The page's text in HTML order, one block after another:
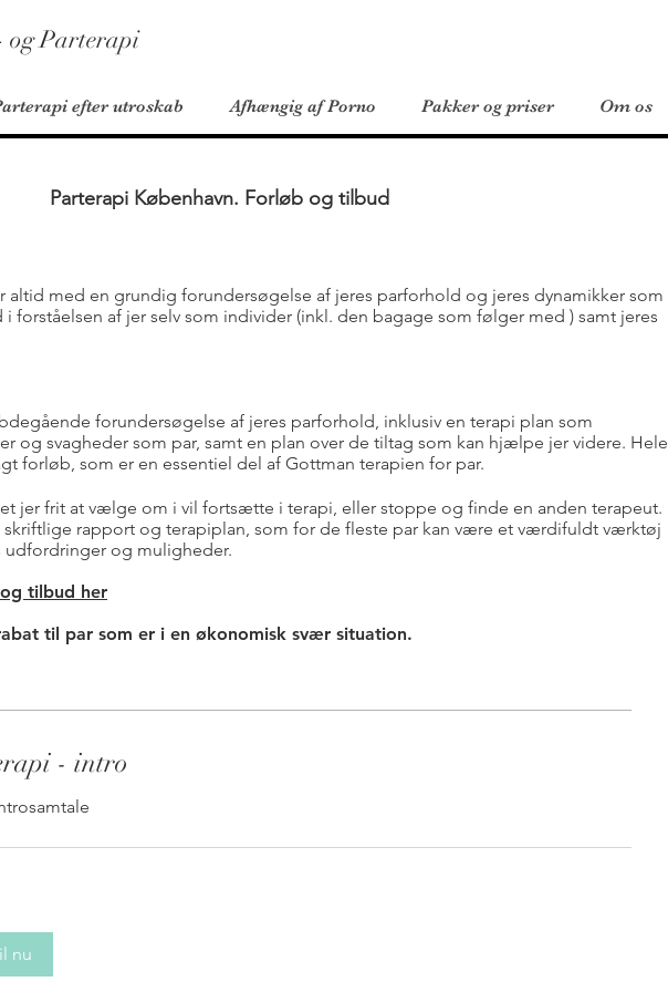
og Parterapi
efter utroskab Afhængig af Porno Pakker og priser Om os
Parterapi København. Forløb og tilbud
altid med en grundig forundersøgelse af jeres parforhold og jeres dynamikker som
forståelsen af jer selv som individer (inkl. den bagage som følger med ) samt jeres
forundersøgelse af jeres parforhold, inklusiv en terapi plan som
og svagheder som par, samt en plan over de tiltag som kan hjælpe jer videre. Hele
forløb, som er en essentiel del af Gottman terapien for par.
jer frit at vælge om i vil fortsætte i terapi, eller stoppe og finde en anden terapeut.
rapport og terapiplan, som for de fleste par kan være et værdifuldt værktøj
udfordringer og muligheder.
tilbud her
til par som er i en økonomisk svær situation.
- intro
nu